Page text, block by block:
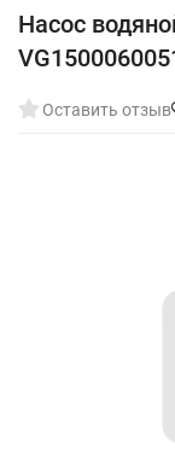
Насос
Оставить отзыв